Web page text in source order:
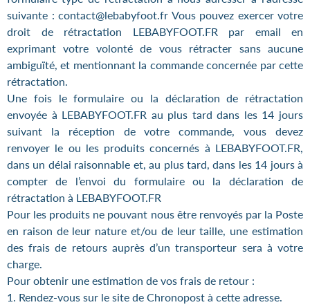
suivante : contact@lebabyfoot.fr Vous pouvez exercer votre
droit de rétractation LEBABYFOOT.FR par email en
exprimant votre volonté de vous rétracter sans aucune
ambiguïté, et mentionnant la commande concernée par cette
rétractation.
Une fois le formulaire ou la déclaration de rétractation
envoyée à LEBABYFOOT.FR au plus tard dans les 14 jours
suivant la réception de votre commande, vous devez
renvoyer le ou les produits concernés à LEBABYFOOT.FR,
dans un délai raisonnable et, au plus tard, dans les 14 jours à
compter de l’envoi du formulaire ou la déclaration de
rétractation à LEBABYFOOT.FR
Pour les produits ne pouvant nous être renvoyés par la Poste
en raison de leur nature et/ou de leur taille, une estimation
des frais de retours auprès d’un transporteur sera à votre
charge.
Pour obtenir une estimation de vos frais de retour :
1. Rendez-vous sur le site de Chronopost à cette adresse.